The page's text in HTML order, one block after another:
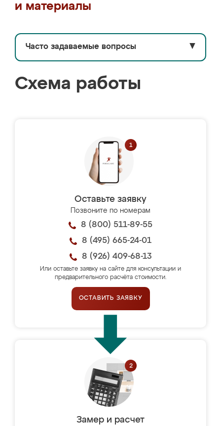
и материалы
Часто задаваемые вопросы ▼
Схема работы
Оставьте заявку
Позвоните по номерам
8 (800) 511-89-55
8 (495) 665-24-01
8 (926) 409-68-13
Или оставьте заявку на сайте для консультации и
предварительного расчёта стоимости.
ОСТАВИТЬ ЗАЯВКУ
Замер и расчет